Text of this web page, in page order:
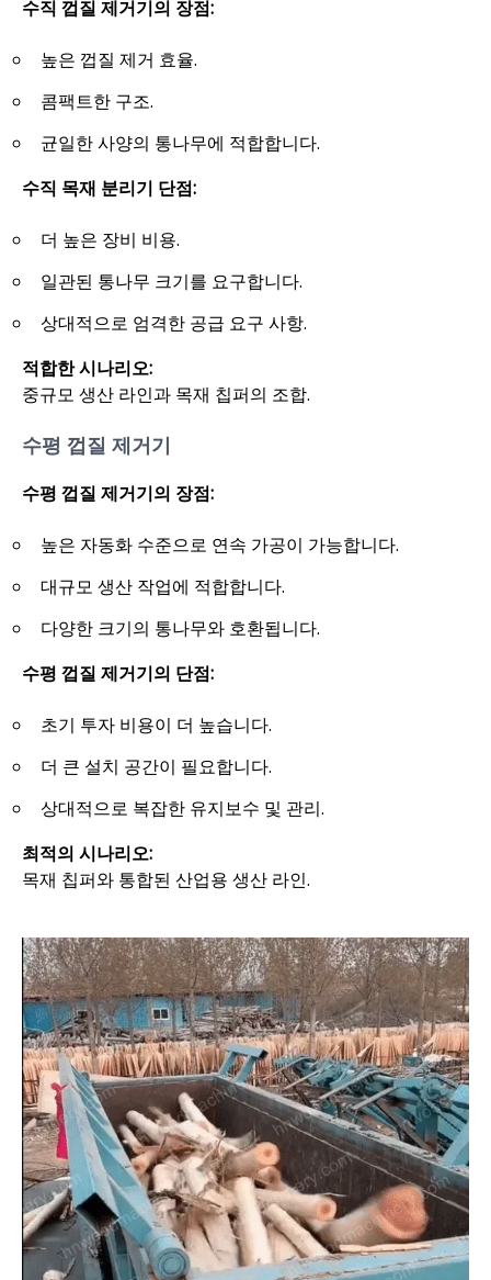
수직 껍질 제거기의 장점:
높은 껍질 제거 효율.
콤팩트한 구조.
균일한 사양의 통나무에 적합합니다.
수직 목재 분리기 단점:
더 높은 장비 비용.
일관된 통나무 크기를 요구합니다.
상대적으로 엄격한 공급 요구 사항.
적합한 시나리오:
중규모 생산 라인과 목재 칩퍼의 조합.
수평 껍질 제거기
수평 껍질 제거기의 장점:
높은 자동화 수준으로 연속 가공이 가능합니다.
대규모 생산 작업에 적합합니다.
다양한 크기의 통나무와 호환됩니다.
수평 껍질 제거기의 단점:
초기 투자 비용이 더 높습니다.
더 큰 설치 공간이 필요합니다.
상대적으로 복잡한 유지보수 및 관리.
최적의 시나리오:
목재 칩퍼와 통합된 산업용 생산 라인.